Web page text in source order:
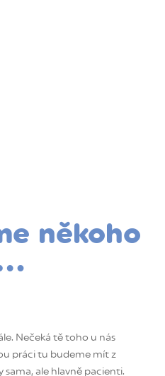
někoho
Nečeká tě toho u nás
práci tu budeme mít z
sama, ale hlavně pacienti.